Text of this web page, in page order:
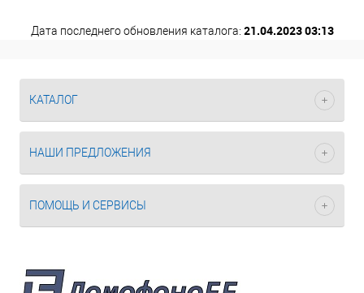
Дата последнего обновления каталога: 21.04.2023 03:13
КАТАЛОГ
НАШИ ПРЕДЛОЖЕНИЯ
ПОМОЩЬ И СЕРВИСЫ